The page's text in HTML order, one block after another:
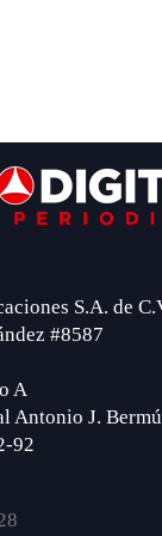
S.A. de
#8587
A
Antonio J.
92